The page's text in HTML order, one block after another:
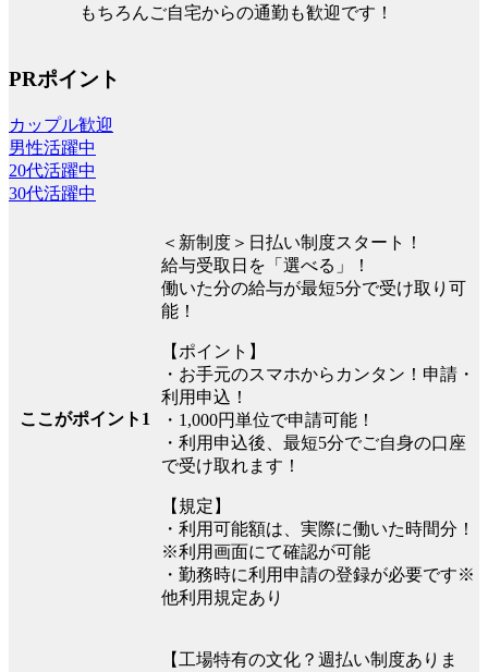
もちろんご自宅からの通勤も歓迎です！
PRポイント
カップル歓迎
男性活躍中
20代活躍中
30代活躍中
ここがポイント1
＜新制度＞日払い制度スタート！
給与受取日を「選べる」！
働いた分の給与が最短5分で受け取り可
能！
【ポイント】
・お手元のスマホからカンタン！申請・
利用申込！
・1,000円単位で申請可能！
・利用申込後、最短5分でご自身の口座
で受け取れます！
【規定】
・利用可能額は、実際に働いた時間分！
※利用画面にて確認が可能
・勤務時に利用申請の登録が必要です※
他利用規定あり
【工場特有の文化？週払い制度ありま